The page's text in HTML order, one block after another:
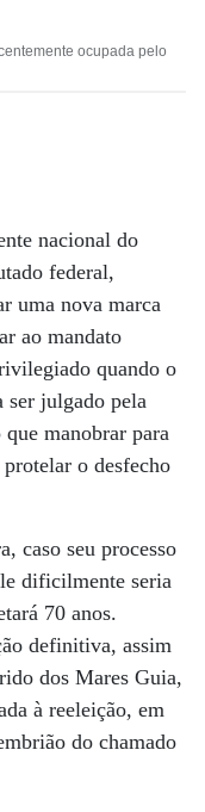
ocupada pelo
nacional do
federal,
uma nova marca
ao mandato
quando o
ser julgado pela
manobrar para
o desfecho
caso seu processo
dificilmente seria
70 anos.
definitiva, assim
dos Mares Guia,
à reeleição, em
do chamado